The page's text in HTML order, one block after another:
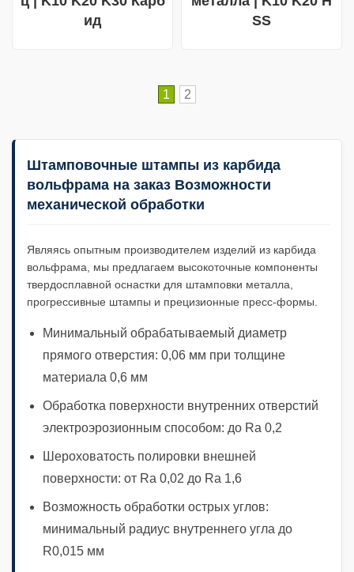
ид
SS
1 2
Штамповочные штампы из карбида
вольфрама на заказ Возможности
механической обработки
Являясь опытным производителем изделий из карбида
вольфрама, мы предлагаем высокоточные компоненты
твердосплавной оснастки для штамповки металла,
прогрессивные штампы и прецизионные пресс-формы.
Минимальный обрабатываемый диаметр
прямого отверстия: 0,06 мм при толщине
материала 0,6 мм
Обработка поверхности внутренних отверстий
электроэрозионным способом: до Ra 0,2
Шероховатость полировки внешней
поверхности: от Ra 0,02 до Ra 1,6
Возможность обработки острых углов:
минимальный радиус внутреннего угла до
R0,015 мм